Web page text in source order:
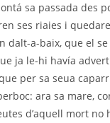
sa passada des
ses riaies i
dalt-a-baix, que el
ja le-hi havía
per sa seua
ara sa mare,
d’aquell mort no